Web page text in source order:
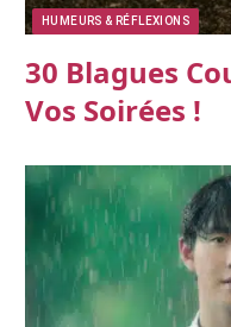
HUMEURS & RÉFLEXIONS
30 Blagues
Vos Soirées !